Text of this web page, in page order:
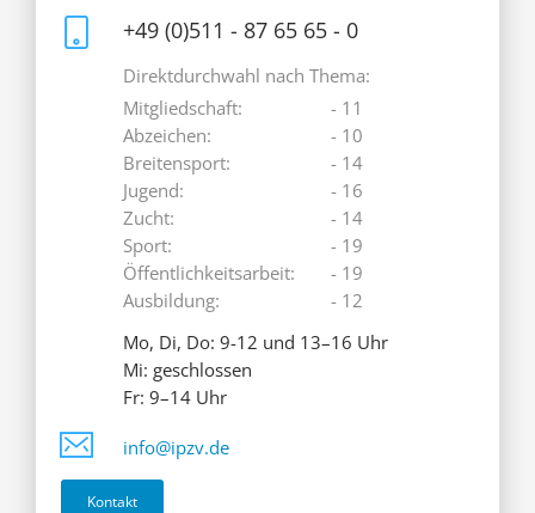
+49 (0)511 - 87 65 65 - 0
Direktdurchwahl nach Thema:
Mitgliedschaft:
Abzeichen:
Breitensport:
Jugend:
Zucht:
Sport:
Öffentlichkeitsarbeit:
Ausbildung:
- 11
- 10
- 14
- 16
- 14
- 19
- 19
- 12
Mo, Di, Do: 9-12 und 13–16 Uhr
Mi: geschlossen
Fr: 9–14 Uhr
info@ipzv.de
Kontakt